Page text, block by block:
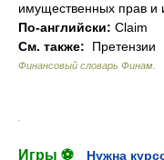
имущественных прав и
По-английски: Claim
См. также:
Финансовый словарь Финам
Игры ⚽ Нужна